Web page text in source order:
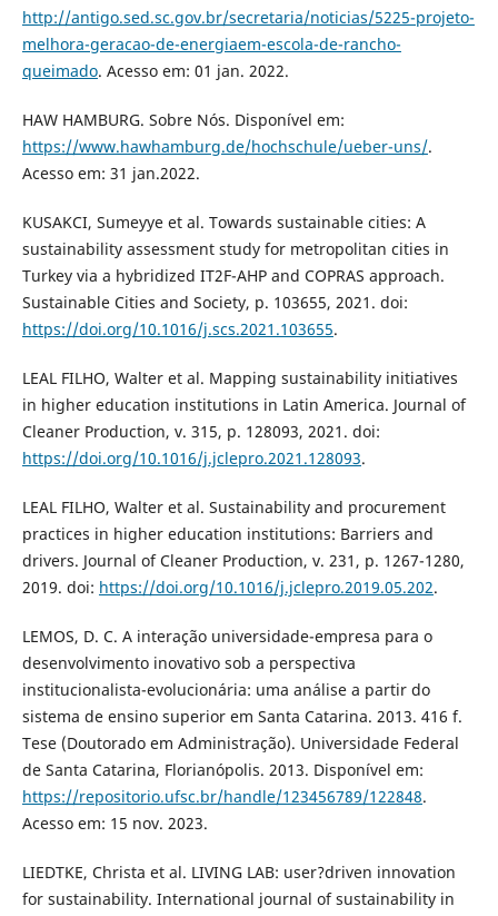
http://antigo.sed.sc.gov.br/secretaria/noticias/5225-projeto-
melhora-geracao-de-energiaem-escola-de-rancho-
queimado. Acesso em: 01 jan. 2022.
HAW HAMBURG. Sobre Nós. Disponível em:
https://www.hawhamburg.de/hochschule/ueber-uns/.
Acesso em: 31 jan.2022.
KUSAKCI, Sumeyye et al. Towards sustainable cities: A
sustainability assessment study for metropolitan cities in
Turkey via a hybridized IT2F-AHP and COPRAS approach.
Sustainable Cities and Society, p. 103655, 2021. doi:
https://doi.org/10.1016/j.scs.2021.103655.
LEAL FILHO, Walter et al. Mapping sustainability initiatives
in higher education institutions in Latin America. Journal of
Cleaner Production, v. 315, p. 128093, 2021. doi:
https://doi.org/10.1016/j.jclepro.2021.128093.
LEAL FILHO, Walter et al. Sustainability and procurement
practices in higher education institutions: Barriers and
drivers. Journal of Cleaner Production, v. 231, p. 1267-1280,
2019. doi: https://doi.org/10.1016/j.jclepro.2019.05.202.
LEMOS, D. C. A interação universidade-empresa para o
desenvolvimento inovativo sob a perspectiva
institucionalista-evolucionária: uma análise a partir do
sistema de ensino superior em Santa Catarina. 2013. 416 f.
Tese (Doutorado em Administração). Universidade Federal
de Santa Catarina, Florianópolis. 2013. Disponível em:
https://repositorio.ufsc.br/handle/123456789/122848.
Acesso em: 15 nov. 2023.
LIEDTKE, Christa et al. LIVING LAB: user?driven innovation
for sustainability. International journal of sustainability in